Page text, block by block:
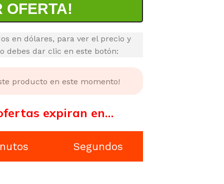
OFERTA!
en dólares, para ver el precio y
debes dar clic en este botón:
producto en este momento!
expiran en…
Segundos